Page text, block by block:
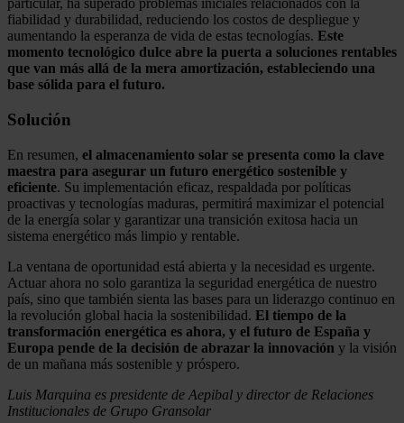
particular, ha superado problemas iniciales relacionados con la
fiabilidad y durabilidad, reduciendo los costos de despliegue y
aumentando la esperanza de vida de estas tecnologías. Este
momento tecnológico dulce abre la puerta a soluciones rentables
que van más allá de la mera amortización, estableciendo una
base sólida para el futuro.
Solución
En resumen, el almacenamiento solar se presenta como la clave
maestra para asegurar un futuro energético sostenible y
eficiente. Su implementación eficaz, respaldada por políticas
proactivas y tecnologías maduras, permitirá maximizar el potencial
de la energía solar y garantizar una transición exitosa hacia un
sistema energético más limpio y rentable.
La ventana de oportunidad está abierta y la necesidad es urgente.
Actuar ahora no solo garantiza la seguridad energética de nuestro
país, sino que también sienta las bases para un liderazgo continuo en
la revolución global hacia la sostenibilidad. El tiempo de la
transformación energética es ahora, y el futuro de España y
Europa pende de la decisión de abrazar la innovación y la visión
de un mañana más sostenible y próspero.
Luis Marquina es presidente de Aepibal y director de Relaciones
Institucionales de Grupo Gransolar